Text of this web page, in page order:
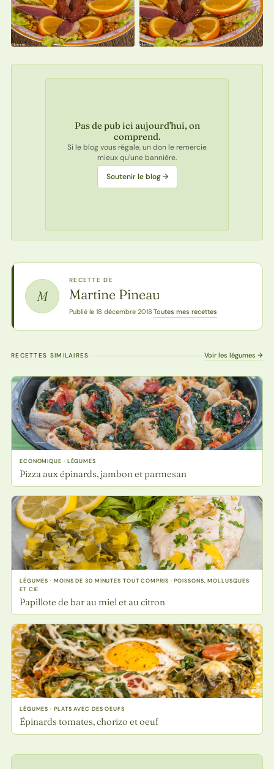
Pas de pub ici aujourd'hui, on
comprend.
Si le blog vous régale, un don le remercie
mieux qu'une bannière.
Soutenir le blog →
M
RECETTE DE
Martine Pineau
Publié le 18 décembre 2018·Toutes mes recettes
RECETTES SIMILAIRES Voir les légumes →
ECONOMIQUE · LÉGUMES
Pizza aux épinards, jambon et parmesan
LÉGUMES · MOINS DE 30 MINUTES TOUT COMPRIS · POISSONS, MOLLUSQUES
ET CIE
Papillote de bar au miel et au citron
LÉGUMES · PLATS AVEC DES OEUFS
Épinards tomates, chorizo et oeuf